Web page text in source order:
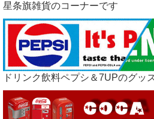
星条旗雑貨のコーナーです
ドリンク飲料ペプシ＆7UPのグッ